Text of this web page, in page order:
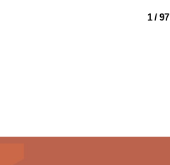
1 / 97